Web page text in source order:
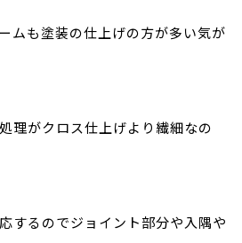
ムも塗装の仕上げの方が多い気が
理がクロス仕上げより繊細なの
するのでジョイント部分や入隅や